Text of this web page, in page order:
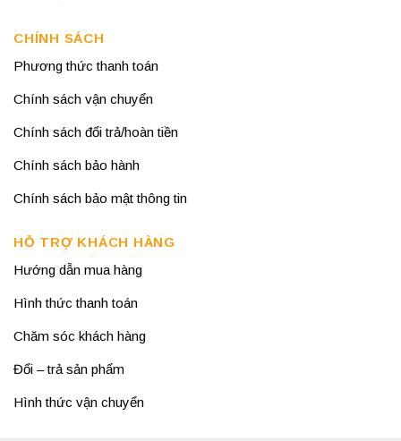
CHÍNH SÁCH
Phương thức thanh toán
Chính sách vận chuyển
Chính sách đổi trả/hoàn tiền
Chính sách bảo hành
Chính sách bảo mật thông tin
HỖ TRỢ KHÁCH HÀNG
Hướng dẫn mua hàng
Hình thức thanh toán
Chăm sóc khách hàng
Đổi – trả sản phẩm
Hình thức vận chuyển